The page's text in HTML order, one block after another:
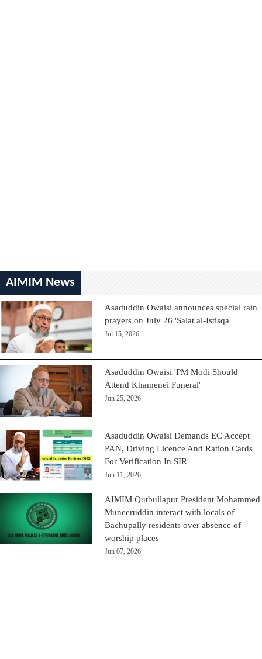
AIMIM News
Asaduddin Owaisi announces special rain
prayers on July 26 'Salat al-Istisqa'
Jul 15, 2026
Asaduddin Owaisi 'PM Modi Should
Attend Khamenei Funeral'
Jun 25, 2026
Asaduddin Owaisi Demands EC Accept
PAN, Driving Licence And Ration Cards
For Verification In SIR
Jun 11, 2026
AIMIM Qutbullapur President Mohammed
Muneeruddin interact with locals of
Bachupally residents over absence of
worship places
Jun 07, 2026